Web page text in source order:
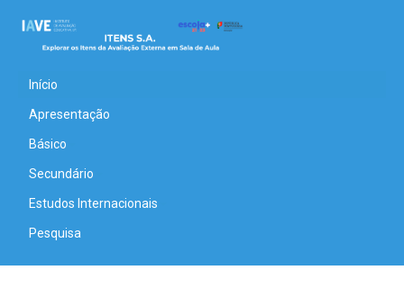
Início
Apresentação
Básico
Secundário
Estudos Internacionais
Pesquisa